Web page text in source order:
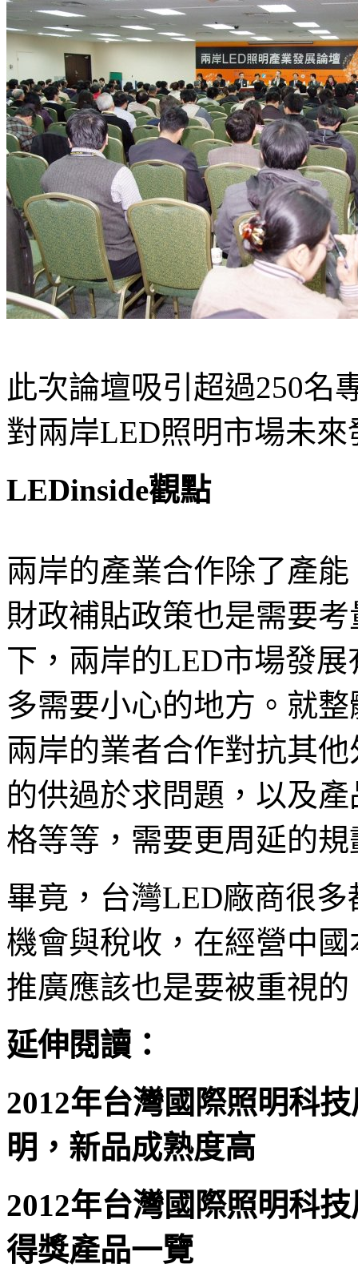
此次論壇吸引超過250名
對兩岸LED照明市場未
LEDinside觀點
兩岸的產業合作除了產
財政補貼政策也是需要
下，兩岸的LED市場發
多需要小心的地方。就
兩岸的業者合作對抗其
的供過於求問題，以及
格等等，需要更周延的規
畢竟，台灣LED廠商很
機會與稅收，在經營中
推廣應該也是要被重視的
延伸閱讀：
2012年台灣國際照明科
明，新品成熟度高
2012年台灣國際照明科
得獎產品一覽